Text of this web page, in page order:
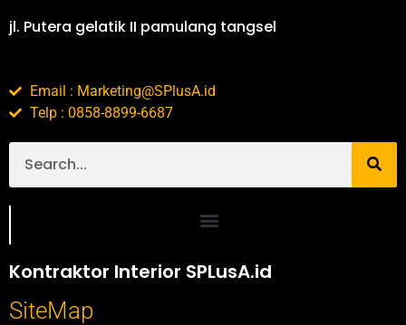
jl. Putera gelatik II pamulang tangsel
Email : Marketing@SPlusA.id
Telp : 0858-8899-6687
Kontraktor Interior SPLusA.id
SiteMap